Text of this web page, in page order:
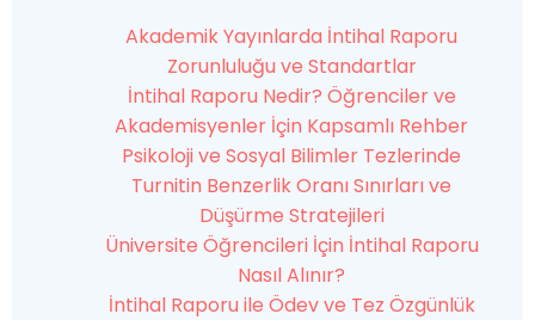
Akademik Yayınlarda İntihal Raporu
Zorunluluğu ve Standartlar
İntihal Raporu Nedir? Öğrenciler ve
Akademisyenler İçin Kapsamlı Rehber
Psikoloji ve Sosyal Bilimler Tezlerinde
Turnitin Benzerlik Oranı Sınırları ve
Düşürme Stratejileri
Üniversite Öğrencileri İçin İntihal Raporu
Nasıl Alınır?
İntihal Raporu ile Ödev ve Tez Özgünlük